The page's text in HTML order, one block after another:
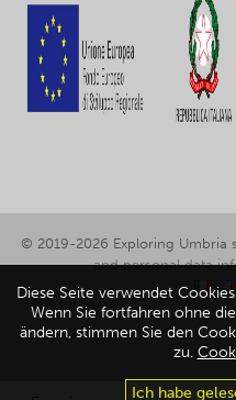
© 2019-2026 Exploring Umbria
and personal data
Diese Seite verwendet
Wenn Sie fortfahren ohne
ändern, stimmen Sie den
zu.
Ich habe